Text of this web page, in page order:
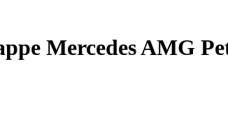
Mercedes AMG